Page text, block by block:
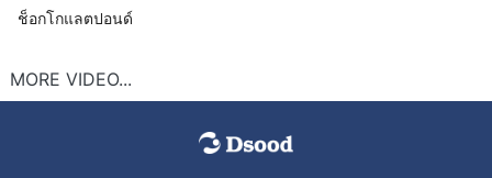
ช็อกโกแลต​ปอนด์​
MORE VIDEO...